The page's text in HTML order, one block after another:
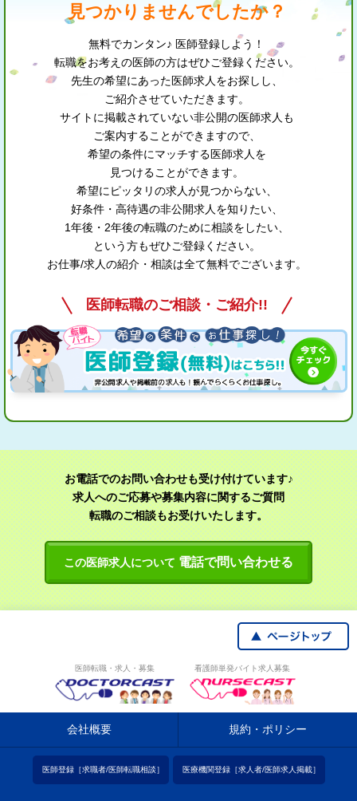
見つかりませんでしたか？
無料でカンタン♪ 医師登録しよう！
転職をお考えの医師の方はぜひご登録ください。
先生の希望にあった医師求人をお探しし、
ご紹介させていただきます。
サイトに掲載されていない非公開の医師求人も
ご案内することができますので、
希望の条件にマッチする医師求人を
見つけることができます。
希望にピッタリの求人が見つからない、
好条件・高待遇の非公開求人を知りたい、
1年後・2年後の転職のために相談をしたい、
という方もぜひご登録ください。
お仕事/求人の紹介・相談は全て無料でございます。
医師転職のご相談・ご紹介!!
お電話でのお問い合わせも受け付けています♪
求人へのご応募や募集内容に関するご質問
転職のご相談もお受けいたします。
この医師求人について 電話で問い合わせる
医師転職・求人・募集 看護師単発バイト求人募集
会社概要 規約・ポリシー
医師登録［求職者/医師転職相談］ 医療機関登録［求人者/医師求人掲載］